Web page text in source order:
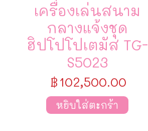
เครื่องเล่นสนาม
กลางแจ้งชุด
ฮิปโปโปเตมัส TG-
S5023
฿102,500.00
หยิบใส่ตะกร้า